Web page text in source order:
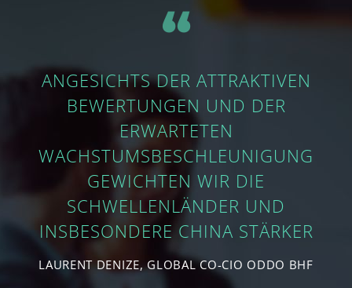
​‌“
ANGESICHTS DER ATTRAKTIVEN
BEWERTUNGEN UND DER
ERWARTETEN
WACHSTUMSBESCHLEUNIGUNG
GEWICHTEN WIR DIE
SCHWELLENLÄNDER UND
INSBESONDERE CHINA STÄRKER
LAURENT DENIZE, GLOBAL CO-CIO ODDO BHF